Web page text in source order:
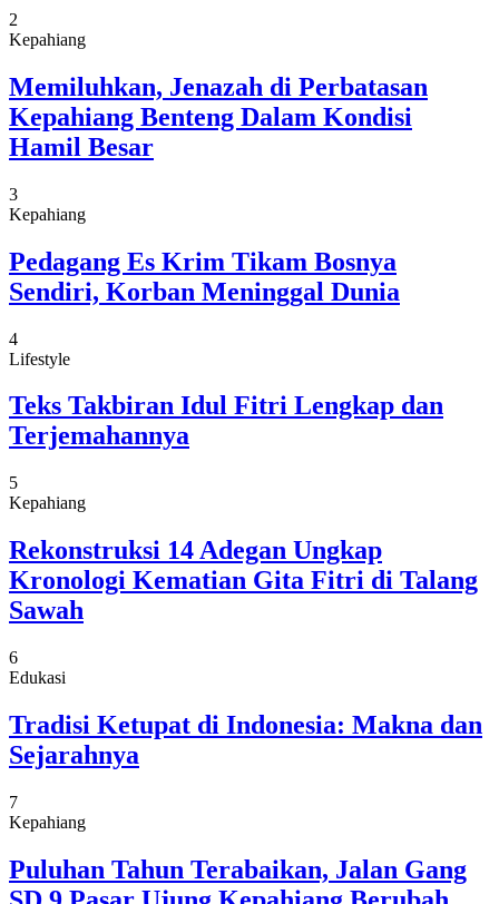
2
Kepahiang
Memiluhkan, Jenazah di Perbatasan
Kepahiang Benteng Dalam Kondisi
Hamil Besar
3
Kepahiang
Pedagang Es Krim Tikam Bosnya
Sendiri, Korban Meninggal Dunia
4
Lifestyle
Teks Takbiran Idul Fitri Lengkap dan
Terjemahannya
5
Kepahiang
Rekonstruksi 14 Adegan Ungkap
Kronologi Kematian Gita Fitri di Talang
Sawah
6
Edukasi
Tradisi Ketupat di Indonesia: Makna dan
Sejarahnya
7
Kepahiang
Puluhan Tahun Terabaikan, Jalan Gang